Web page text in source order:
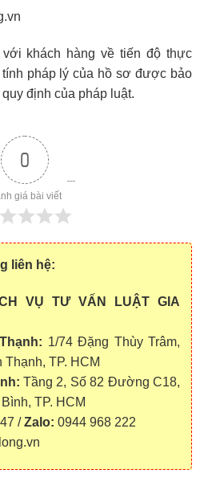
khách hàng về tiến độ thực
pháp lý của hồ sơ được bảo
định của pháp luật.
0
giá bài viết
liên hệ:
VỤ TƯ VẤN LUẬT GIA
1/74 Đặng Thùy Trâm,
TP. HCM
Tầng 2, Số 82 Đường C18,
TP. HCM
/Zalo: 0944 968 222